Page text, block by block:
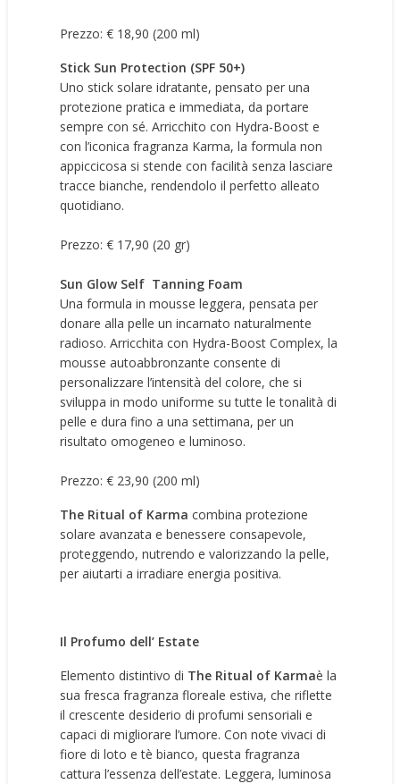
Prezzo: € 18,90 (200 ml)
Stick Sun Protection (SPF 50+)
Uno stick solare idratante, pensato per una
protezione pratica e immediata, da portare
sempre con sé. Arricchito con Hydra-Boost e
con l’iconica fragranza Karma, la formula non
appiccicosa si stende con facilità senza lasciare
tracce bianche, rendendolo il perfetto alleato
quotidiano.
Prezzo: € 17,90 (20 gr)
Sun Glow Self Tanning Foam
Una formula in mousse leggera, pensata per
donare alla pelle un incarnato naturalmente
radioso. Arricchita con Hydra-Boost Complex, la
mousse autoabbronzante consente di
personalizzare l’intensità del colore, che si
sviluppa in modo uniforme su tutte le tonalità di
pelle e dura fino a una settimana, per un
risultato omogeneo e luminoso.
Prezzo: € 23,90 (200 ml)
The Ritual of Karma combina protezione
solare avanzata e benessere consapevole,
proteggendo, nutrendo e valorizzando la pelle,
per aiutarti a irradiare energia positiva.
Il Profumo dell’ Estate
Elemento distintivo di The Ritual of Karmaè la
sua fresca fragranza floreale estiva, che riflette
il crescente desiderio di profumi sensoriali e
capaci di migliorare l’umore. Con note vivaci di
fiore di loto e tè bianco, questa fragranza
cattura l’essenza dell’estate. Leggera, luminosa